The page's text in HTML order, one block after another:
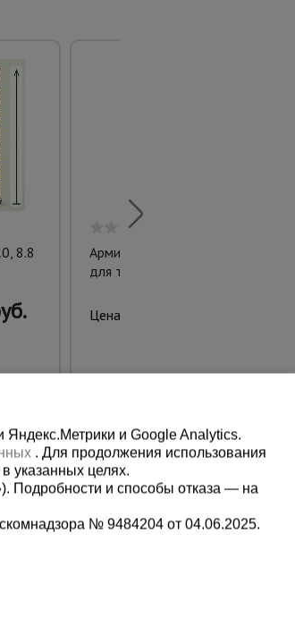
8.8
Армированный полиэтилен
для теплиц 200 г/м2, 2х25м
Цена:
и Google Analytics.
. Для продолжения использования
указанных целях.
Подробности и способы отказа — на
№ 9484204 от 04.06.2025.